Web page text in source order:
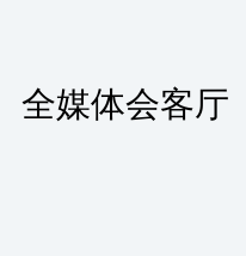
全媒体会客厅